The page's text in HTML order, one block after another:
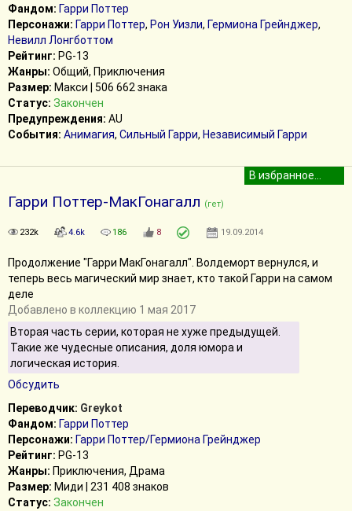
Фандом: Гарри Поттер
Персонажи: Гарри Поттер, Рон Уизли, Гермиона Грейнджер,
Невилл Лонгботтом
Рейтинг: PG-13
Жанры: Общий, Приключения
Размер: Макси | 506 662 знака
Статус: Закончен
Предупреждения: AU
События: Анимагия, Сильный Гарри, Независимый Гарри
Гарри Поттер-МакГонагалл (гет)
232k 4.6k 186 8 19.09.2014
Продолжение "Гарри МакГонагалл". Волдеморт вернулся, и
теперь весь магический мир знает, кто такой Гарри на самом
деле
Добавлено в коллекцию 1 мая 2017
Вторая часть серии, которая не хуже предыдущей.
Такие же чудесные описания, доля юмора и
логическая история.
Обсудить
Переводчик: Greykot
Фандом: Гарри Поттер
Персонажи: Гарри Поттер/Гермиона Грейнджер
Рейтинг: PG-13
Жанры: Приключения, Драма
Размер: Миди | 231 408 знаков
Статус: Закончен